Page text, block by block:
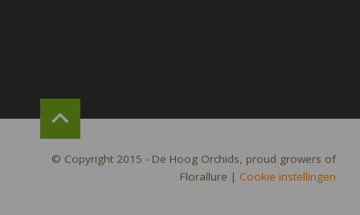
© Copyright 2015 - De Hoog Orchids, proud growers of
Florallure | Cookie instellingen